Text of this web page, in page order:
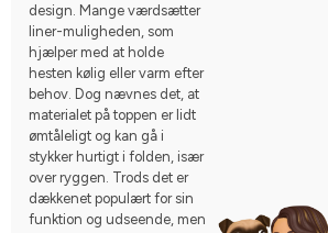
design. Mange værdsætter
liner-muligheden, som
hjælper med at holde
hesten kølig eller varm efter
behov. Dog nævnes det, at
materialet på toppen er lidt
ømtåleligt og kan gå i
stykker hurtigt i folden, især
over ryggen. Trods det er
dækkenet populært for sin
funktion og udseende, men